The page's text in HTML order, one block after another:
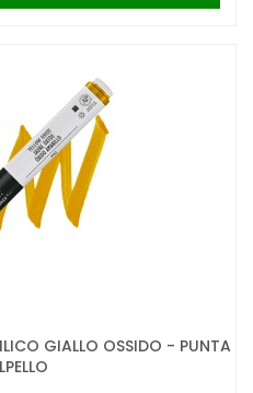
GIALLO OSSIDO - PUNTA